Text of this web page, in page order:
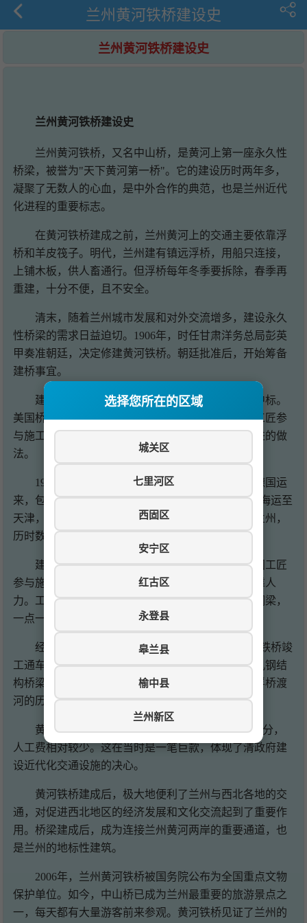
选择您所在的区域
城关区
七里河区
西固区
安宁区
红古区
永登县
皋兰县
榆中县
兰州新区
兰州黄河铁桥建设史
兰州黄河铁桥建设史
兰州黄河铁桥建设史
兰州黄河铁桥，又名中山桥，是黄河上第一座永久性
桥梁，被誉为"天下黄河第一桥"。它的建设历时两年多，
凝聚了无数人的心血，是中外合作的典范，也是兰州近代
化进程的重要标志。
在黄河铁桥建成之前，兰州黄河上的交通主要依靠浮
桥和羊皮筏子。明代，兰州建有镇远浮桥，用船只连接，
上铺木板，供人畜通行。但浮桥每年冬季要拆除，春季再
重建，十分不便，且不安全。
清末，随着兰州城市发展和对外交流增多，建设永久
性桥梁的需求日益迫切。1906年，时任甘肃洋务总局彭英
甲奏准朝廷，决定修建黄河铁桥。朝廷批准后，开始筹备
建桥事宜。
建桥工程采用招标方式，最终由德国泰来洋行中标。
美国桥梁公司负责设计，德国泰来洋行承建，中国工匠参
与施工。这种中外合作的方式，在当时的中国是先进的做
法。
1907年，黄河铁桥正式开工。建桥材料全部从德国运
来，包括钢材、水泥、螺栓等，共约400吨。材料先海运至
天津，再经铁路运至郑州，然后用马车、人力运至兰州，
历时数月，艰难异常。
建桥工程由德国工程师德罗负责技术指导，中国工匠
参与施工。施工条件十分艰苦，没有大型机械，全靠人
力。工匠们在黄河上搭建脚手架，一节一节地拼装钢梁，
一点一点地浇筑桥墩。
经过两年多的艰苦施工，1909年8月19日，黄河铁桥竣
工通车。桥梁全长233.5米，总宽8.36米，为四墩五孔钢结
构桥梁。铁桥的建成，结束了黄河上游千百年来靠浮桥渡
河的历史。
黄河铁桥造价白银30.6万两，其中材料费占大部分，
人工费相对较少。这在当时是一笔巨款，体现了清政府建
设近代化交通设施的决心。
黄河铁桥建成后，极大地便利了兰州与西北各地的交
通，对促进西北地区的经济发展和文化交流起到了重要作
用。桥梁建成后，成为连接兰州黄河两岸的重要通道，也
是兰州的地标性建筑。
2006年，兰州黄河铁桥被国务院公布为全国重点文物
保护单位。如今，中山桥已成为兰州最重要的旅游景点之
一，每天都有大量游客前来参观。黄河铁桥见证了兰州的